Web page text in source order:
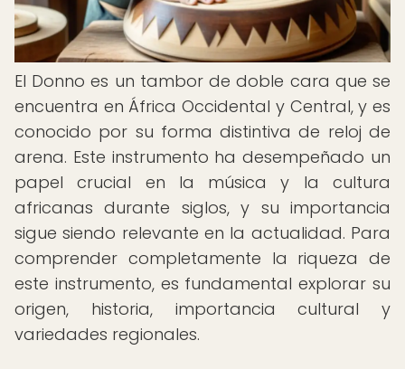
El Donno es un tambor de doble cara que se
encuentra en África Occidental y Central, y es
conocido por su forma distintiva de reloj de
arena. Este instrumento ha desempeñado un
papel crucial en la música y la cultura
africanas durante siglos, y su importancia
sigue siendo relevante en la actualidad. Para
comprender completamente la riqueza de
este instrumento, es fundamental explorar su
origen, historia, importancia cultural y
variedades regionales.